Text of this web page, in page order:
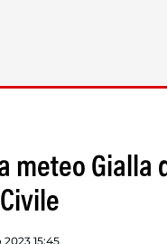
meteo Gialla
15:45